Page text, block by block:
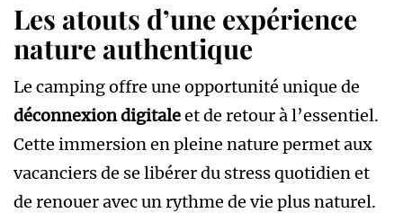
Les atouts d’une expérience
nature authentique
Le camping offre une opportunité unique de
déconnexion digitaleet de retour à l’essentiel.
Cette immersion en pleine nature permet aux
vacanciers de se libérer du stress quotidien et
de renouer avec un rythme de vie plus naturel.